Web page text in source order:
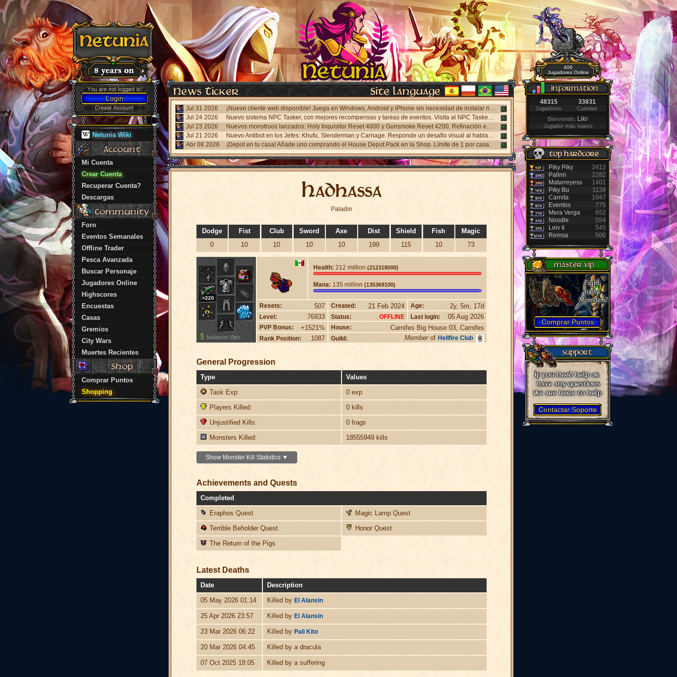
Login
Netunia Wiki
Mi Cuenta
Crear Cuenta
Recuperar Cuenta?
Descargas
Foro
Eventos Semanales
Offline Trader
Pesca Avanzada
Buscar Personaje
Jugadores Online
Highscores
Encuestas
Casas
Gremios
City Wars
Muertes Recientes
Comprar Puntos
Shopping
Jul 31 2026
¡Nuevo cliente web disponible! Juega en Windows, Android y iPhone sin necesidad de instalar nada. Accede desde el panel "Mi Cuenta".
Jul 24 2026
Nuevo sistema NPC Tasker, con mejores recompensas y tareas de eventos. Visita al NPC Tasker con el Cliente Universal actualizado.
Jul 23 2026
Nuevos monstruos lanzados: Holy Inquisitor Reset 4000 y Gunsmoke Reset 4200. Refinación en la estatua Rigel, caza 6.
Jul 21 2026
Nuevo Antibot en los Jefes: Khufu, Slenderman y Carnage. Responde un desafío visual al hablar con los NPCs guardias para acceder a las salas.
Abr 08 2026
¡Depot en tu casa! Añade uno comprando el House Depot Pack en la Shop. Límite de 1 por casa.
Hadhassa
Paladin
Dodge
0
Fist
10
Club
10
Sword
10
Axe
10
Dist
199
Shield
115
Fish
10
Magic
73
+220
balance: 0pc
Health: 212 million (212318000)
Mana: 135 million (135369100)
Resets: 507
Level: 76933
PVP Bonus: +1521%
Rank Position: 1087
Created: 21 Feb 2024 Age: 2y, 5m, 17d
Status: OFFLINE Last login: 05 Aug 2026
House: Carnifes Big House 03, Carnifes
Guild: Memberof Hellfire Club
General Progression
Type
Values
Task Exp:
0 exp
Players Killed:
0 kills
Unjustified Kills:
0 frags
Monsters Killed:
18555949 kills
Show Monster Kill Statistics ▼
Achievements and Quests
Completed
Eraphos Quest
Magic Lamp Quest
Terrible Beholder Quest
Honor Quest
The Return of the Pigs
Latest Deaths
Date
Description
05 May 2026 01:14
Killed by El Alansin
25 Apr 2026 23:57 Killed by El Alansin
23 Mar 2026 06:22 Killed by Pali Kito
20 Mar 2026 04:45 Killed by a dracula
07 Oct 2025 18:05 Killed by a suffering
406
Jugadores Online
48315 33831
Jugadores
Cuentas
Bienvenido,
Liki!
Jugador más nuevo
Piky Piky
2412
Palinn
2282
Matarreyess
1401
Piky Bu
1139
Carnita
1047
Eventos
775
Mera Verga
652
Noodle
554
Leiv Ii
545
Remsa
500
Comprar Puntos
Contactar Soporte